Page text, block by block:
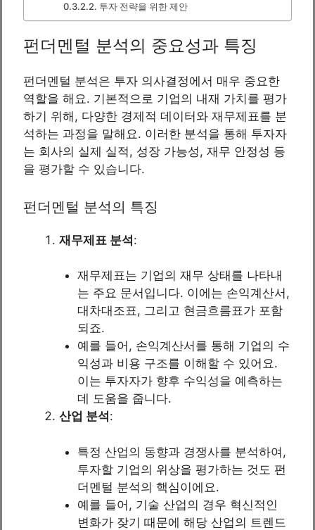
투자 전략을 위한 제안
펀더멘털 분석의 중요성과 특징
펀더멘털 분석은 투자 의사결정에서 매우 중요한
역할을 해요. 기본적으로 기업의 내재 가치를 평가
하기 위해, 다양한 경제적 데이터와 재무제표를 분
석하는 과정을 말해요. 이러한 분석을 통해 투자자
는 회사의 실제 실적, 성장 가능성, 재무 안정성 등
을 평가할 수 있습니다.
펀더멘털 분석의 특징
재무제표 분석:
재무제표는 기업의 재무 상태를 나타내
는 주요 문서입니다. 이에는 손익계산서,
대차대조표, 그리고 현금흐름표가 포함
되죠.
예를 들어, 손익계산서를 통해 기업의 수
익성과 비용 구조를 이해할 수 있어요.
이는 투자자가 향후 수익성을 예측하는
데 도움을 줍니다.
산업 분석 :
특정 산업의 동향과 경쟁사를 분석하여,
투자할 기업의 위상을 평가하는 것도 펀
더멘털 분석의 핵심이에요.
예를 들어, 기술 산업의 경우 혁신적인
변화가 잦기 때문에 해당 산업의 트렌드